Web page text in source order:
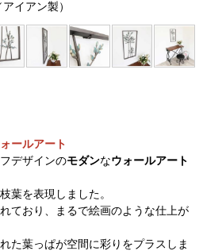
アイアン製）
ールアート
デザインのモダンなウォールアート
葉を表現しました。
ており、まるで絵画のような仕上が
た葉っぱが空間に彩りをプラスしま